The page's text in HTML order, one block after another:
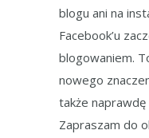
blogu ani na
Facebook’u
blogowaniem.
nowego
także naprawdę
Zapraszam do